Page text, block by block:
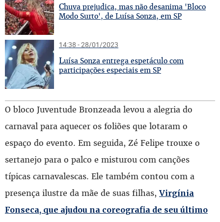
Chuva prejudica, mas não desanima 'Bloco
Modo Surto', de Luísa Sonza, em SP
14:38 - 28/01/2023
Luísa Sonza entrega espetáculo com
participações especiais em SP
O bloco Juventude Bronzeada levou a alegria do
carnaval para aquecer os foliões que lotaram o
espaço do evento. Em seguida, Zé Felipe trouxe o
sertanejo para o palco e misturou com canções
típicas carnavalescas. Ele também contou com a
presença ilustre da mãe de suas filhas, Virgínia
Fonseca, que ajudou na coreografia de seu último